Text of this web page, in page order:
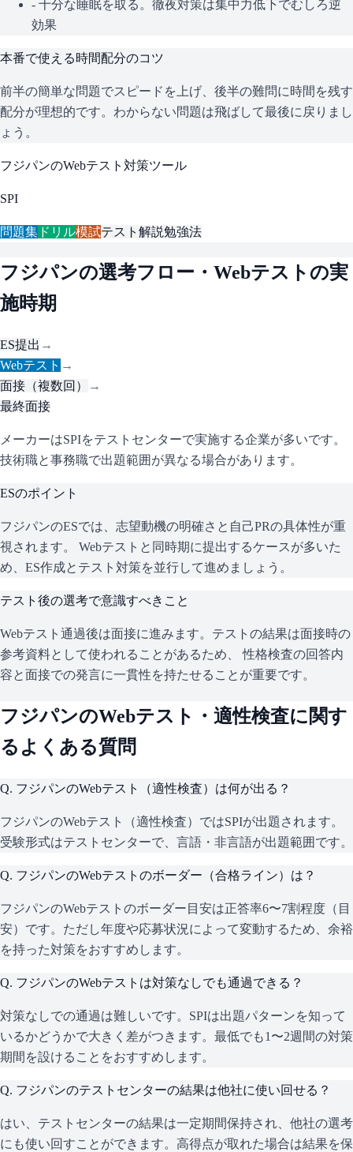
- 十分な睡眠を取る。徹夜対策は集中力低下でむしろ逆
効果
本番で使える時間配分のコツ
前半の簡単な問題でスピードを上げ、後半の難問に時間を残す
配分が理想的です。わからない問題は飛ばして最後に戻りまし
ょう。
フジパンのWebテスト対策ツール
SPI
問題集 ドリル模試テスト解説勉強法
フジパンの選考フロー・Webテストの実
施時期
ES提出 →
Webテスト →
面接（複数回）
→
最終面接
メーカーはSPIをテストセンターで実施する企業が多いです。
技術職と事務職で出題範囲が異なる場合があります。
ESのポイント
フジパンのESでは、志望動機の明確さと自己PRの具体性が重
視されます。 Webテストと同時期に提出するケースが多いた
め、ES作成とテスト対策を並行して進めましょう。
テスト後の選考で意識すべきこと
Webテスト通過後は面接に進みます。テストの結果は面接時の
参考資料として使われることがあるため、 性格検査の回答内
容と面接での発言に一貫性を持たせることが重要です。
フジパンのWebテスト・適性検査に関す
るよくある質問
Q. フジパンのWebテスト（適性検査）は何が出る？
フジパンのWebテスト（適性検査）ではSPIが出題されます。
受験形式はテストセンターで、言語・非言語が出題範囲です。
Q. フジパンのWebテストのボーダー（合格ライン）は？
フジパンのWebテストのボーダー目安は正答率6〜7割程度（目
安）です。ただし年度や応募状況によって変動するため、余裕
を持った対策をおすすめします。
Q. フジパンのWebテストは対策なしでも通過できる？
対策なしでの通過は難しいです。SPIは出題パターンを知って
いるかどうかで大きく差がつきます。最低でも1〜2週間の対策
期間を設けることをおすすめします。
Q. フジパンのテストセンターの結果は他社に使い回せる？
はい、テストセンターの結果は一定期間保持され、他社の選考
にも使い回すことができます。高得点が取れた場合は結果を保